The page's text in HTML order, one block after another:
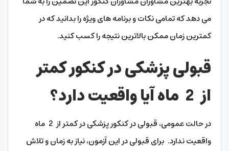
می دهد که تمامی نکات و برنامه های ویژه را بدانید که در
کمترین زمان ممکن بالاترین نتیجه را کسب کنید.
قبولی پزشکی در کنکور کمتر
از 2 ماه آیا واقعیت دارد؟
در حالت عمومی، قبولی در کنکور پزشکی در کمتر از 2 ماه
واقعیت ندارد. برای قبولی در این آزمون، نیاز به زمان و تلاش